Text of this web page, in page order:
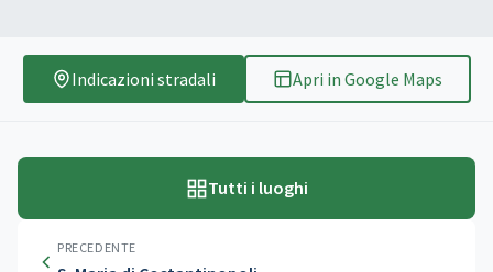
Indicazioni stradali Apri in Google Maps
PRECEDENTE
Tutti i luoghi